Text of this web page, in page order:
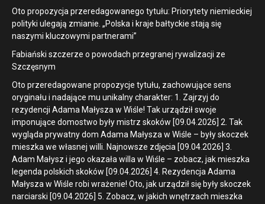
Oto propozycja przeredagowanego tytułu: Priorytety niemieckiej
polityki ulegają zmianie. „Polska i kraje bałtyckie stają się
naszymi kluczowymi partnerami”
Fabiański szczerze o powodach przegranej rywalizacji ze
Szczęsnym
Oto przeredagowane propozycje tytułu, zachowujące sens
oryginału i nadające mu unikalny charakter: 1. Zajrzyj do
rezydencji Adama Małysza w Wiśle! Tak urządził swoje
imponujące domostwo były mistrz skoków [09.04.2026] 2. Tak
wygląda prywatny dom Adama Małysza w Wiśle – były skoczek
mieszka we własnej willi. Najnowsze zdjęcia [09.04.2026] 3.
Adam Małysz i jego okazała willa w Wiśle – zobacz, jak mieszka
legenda polskich skoków [09.04.2026] 4. Rezydencja Adama
Małysza w Wiśle robi wrażenie! Oto, jak urządził się były skoczek
narciarski [09.04.2026] 5. Zobacz, w jakich wnętrzach mieszka